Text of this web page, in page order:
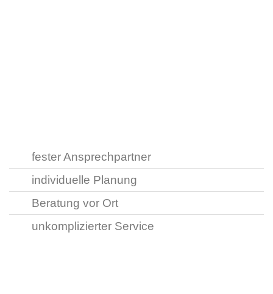
fester Ansprechpartner
individuelle Planung
Beratung vor Ort
unkomplizierter Service